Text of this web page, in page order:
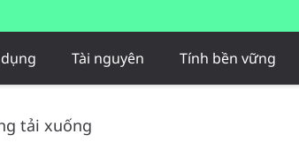
Tài nguyên Tính bền vững
tải xuống